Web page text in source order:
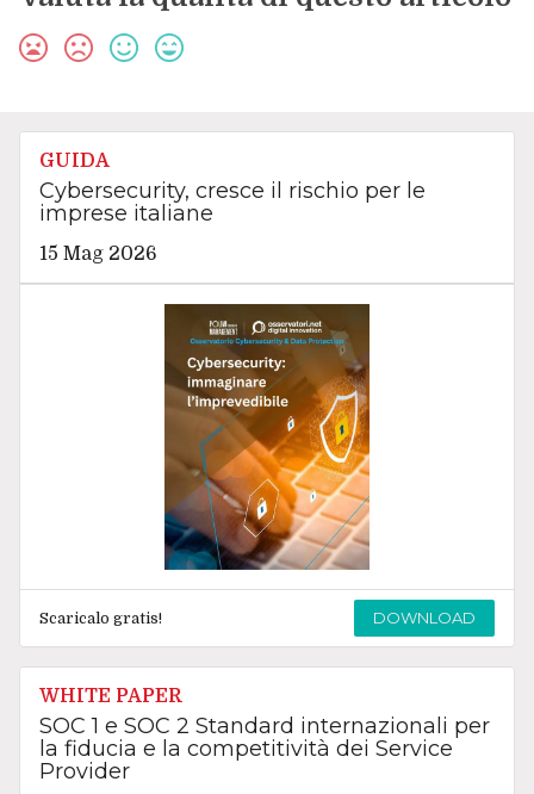
GUIDA
Cybersecurity, cresce il rischio per le
imprese italiane
15 Mag 2026
Scaricalo gratis! DOWNLOAD
WHITE PAPER
SOC 1 e SOC 2 Standard internazionali per
la fiducia e la competitività dei Service
Provider